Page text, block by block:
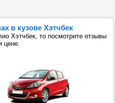
в кузове Хэтчбек
Хэтчбек, то посмотрите отзывы
цене.